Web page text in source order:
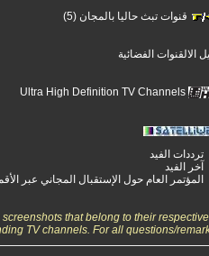
قنوات تبث حاليا بالمجان (5)
الالقنوات الفضائية
Ultra High Definition TV Channels
ترددات الفيد
آخر الفيد
المؤتمر العام حول الإستقبال المجاني عبر
that belong to their
TV channels. For all questions/